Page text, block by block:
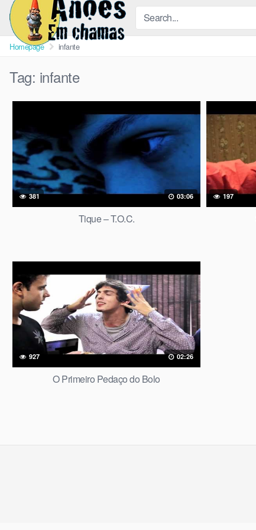
Skip
content
Homepage infante
Tag: infante
381 03:06
Tique – T.O.C.
197
927 02:26
O Primeiro Pedaço do Bolo